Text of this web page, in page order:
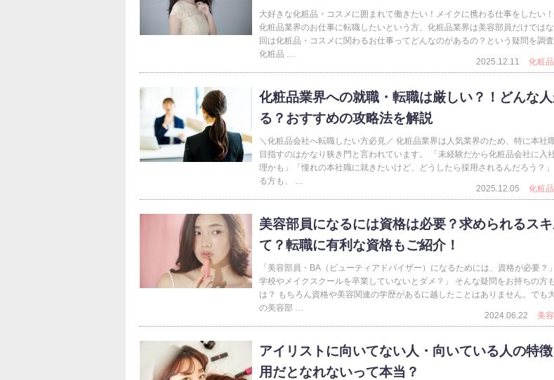
大好きな化粧品・コスメに囲まれて働きたい！メイクに携わる仕事をしたい！
化粧品業界のお仕事に転職したいという方、化粧品業界は美容部員だけでは
回は化粧品・コスメに関わるお仕事ってどんなのがあるの？という疑問を調査
化粧品 …
2025.12.11
化粧
化粧品業界への就職・転職は厳しい？！どんな
る？おすすめの攻略法を解説
＼化粧品会社へ転職したい方必見／ 化粧品業界は人気業界のため、特に本社
目指すのはかなり狭き門と言われています。 「未経験だから化粧品会社に入
理かも」「憧れの本社職に就きたいけど、どうしたら採用されるんだろう？
る方も、 …
2025.12.05
化粧
美容部員になるには資格は必要？求められるス
て？転職に有利な資格もご紹介！
「美容部員・BA（ビューティアドバイザー）になるためには、資格が必要？
学校やメイクスクールを卒業していないとダメ？」 そんな疑問をお持ちの方
は？ もちろん資格や美容関連の学歴があるに越したことはありません。でも
の美容部 …
2024.06.22
美
アイリストに向いてない人・向いている人の特
用だとなれないって本当？